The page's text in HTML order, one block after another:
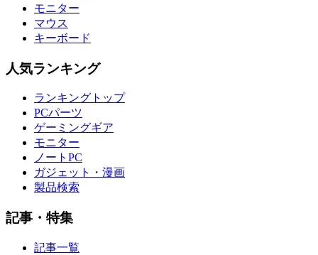
モニター
マウス
キーボード
人気ランキング
ランキングトップ
PCパーツ
ゲーミングギア
モニター
ノートPC
ガジェット・漫画
製品検索
記事・特集
記事一覧